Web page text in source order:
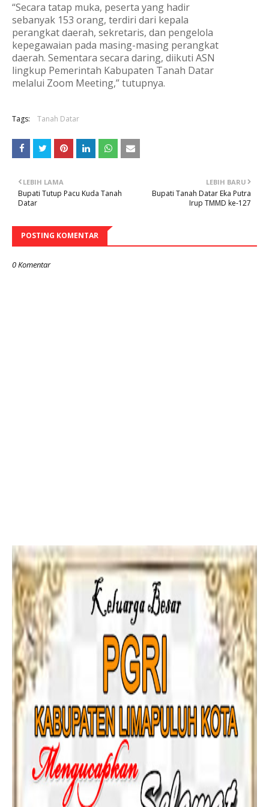
“Secara tatap muka, peserta yang hadir
sebanyak 153 orang, terdiri dari kepala
perangkat daerah, sekretaris, dan pengelola
kepegawaian pada masing-masing perangkat
daerah. Sementara secara daring, diikuti ASN
lingkup Pemerintah Kabupaten Tanah Datar
melalui Zoom Meeting,” tutupnya.
Tags: Tanah Datar
LEBIH BARU
Bupati Tanah Datar Eka Putra
Irup TMMD ke-127
LEBIH LAMA
Bupati Tutup Pacu Kuda Tanah
Datar
POSTING KOMENTAR
0 Komentar